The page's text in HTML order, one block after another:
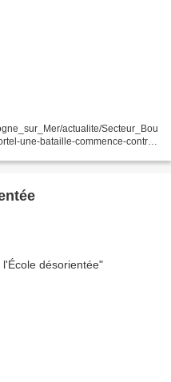
actualite/Secteur_Bou
une-bataille-commence-contre-
actualite/Secteur_Calais/2009/03/1